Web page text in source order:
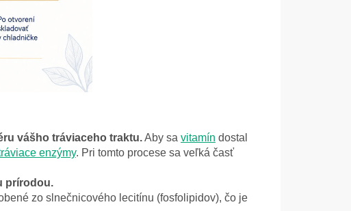
vášho tráviaceho traktu.Aby sa vitamín dostal
enzýmy. Pri tomto procese sa veľká časť
prírodou.
zo slnečnicového lecitínu (fosfolipidov), čo je